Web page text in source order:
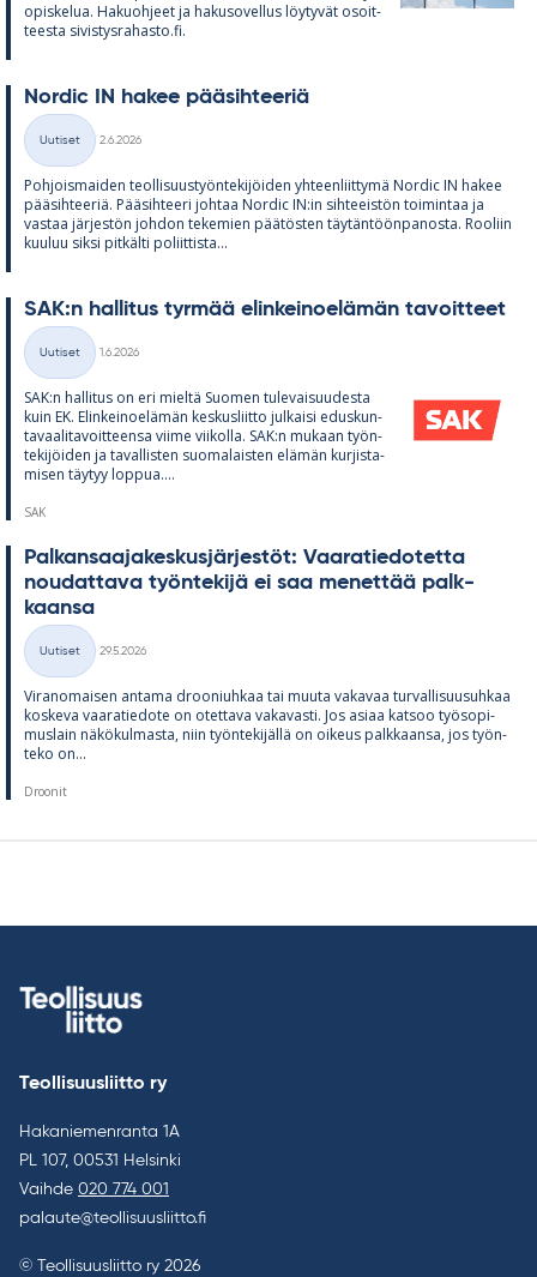
opis­ke­lua. Ha­kuoh­jeet ja ha­kuso­vel­lus löy­ty­vät osoit­
teesta si­vis­tys­ra­hasto.fi.
Nor­dic IN ha­kee pää­sih­tee­riä
Kategoriat
Uutiset
2.6.2026
Poh­jois­mai­den teol­li­suus­työn­te­ki­jöi­den yh­teen­liit­tymä Nor­dic IN ha­kee
pää­sih­tee­riä. Pää­sih­teeri joh­taa Nor­dic IN:in sih­tee­is­tön toi­min­taa ja
vas­taa jär­jes­tön joh­don te­ke­mien pää­tös­ten täy­tän­töön­pa­nosta. Roo­liin
kuu­luu siksi pit­kälti po­liit­tista...
SAK:n hal­li­tus tyr­mää elin­kei­noe­lä­män ta­voit­teet
Kategoriat
Uutiset
1.6.2026
SAK:n hal­li­tus on eri mieltä Suo­men tu­le­vai­suu­desta
kuin EK. Elin­kei­noe­lä­män kes­kus­liitto jul­kaisi edus­kun­
ta­vaa­li­ta­voit­teensa viime vii­kolla. SAK:n mu­kaan työn­
te­ki­jöi­den ja ta­val­lis­ten suo­ma­lais­ten elä­män kur­jis­ta­
mi­sen täy­tyy lop­pua....
SAK
Pal­kan­saa­ja­kes­kus­jär­jes­töt: Vaa­ra­tie­do­tetta
nou­dat­tava työn­te­kijä ei saa me­net­tää palk­
kaansa
Kategoriat
Uutiset
29.5.2026
Vi­ran­omai­sen an­tama droo­niuh­kaa tai muuta va­ka­vaa tur­val­li­suusuh­kaa
kos­keva vaa­ra­tie­dote on otet­tava va­ka­vasti. Jos asiaa kat­soo työ­so­pi­
mus­lain nä­kö­kul­masta, niin työn­te­ki­jällä on oi­keus palk­kaansa, jos työn­
teko on...
Droonit
Teollisuusliitto ry
Hakaniemenranta 1A
PL 107, 00531 Helsinki
Vaihde 020 774 001
palaute@teollisuusliitto.fi
© Teollisuusliitto ry 2026